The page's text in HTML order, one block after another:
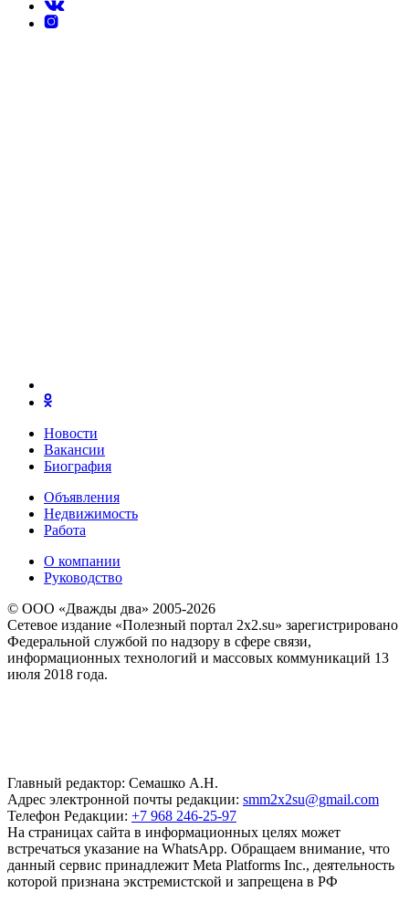
Новости
Вакансии
Биография
Объявления
Недвижимость
Работа
О компании
Руководство
© ООО «Дважды два» 2005-2026
Сетевое издание «Полезный портал 2x2.su» зарегистрировано
Федеральной службой по надзору в сфере связи,
информационных технологий и массовых коммуникаций 13
июля 2018 года.
Главный редактор: Семашко А.Н.
Адрес электронной почты редакции: smm2x2su@gmail.com
Телефон Редакции: +7 968 246-25-97
На страницах сайта в информационных целях может
встречаться указание на WhatsApp. Обращаем внимание, что
данный сервис принадлежит Meta Platforms Inc., деятельность
которой признана экстремистской и запрещена в РФ